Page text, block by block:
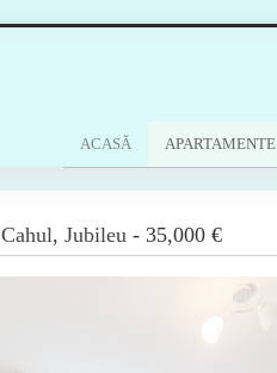
ACASĂ APARTAMENTE
Cahul, Jubileu - 35,000 €